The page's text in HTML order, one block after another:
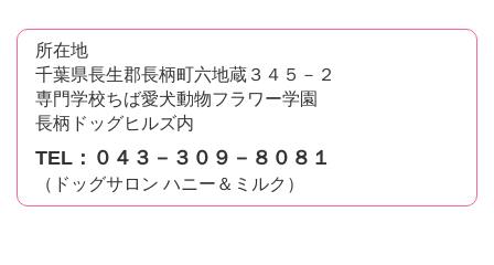
所在地
千葉県長生郡長柄町六地蔵３４５－２
専門学校ちば愛犬動物フラワー学園
長柄ドッグヒルズ内
TEL：０４３－３０９－８０８１
（ドッグサロン ハニー＆ミルク）